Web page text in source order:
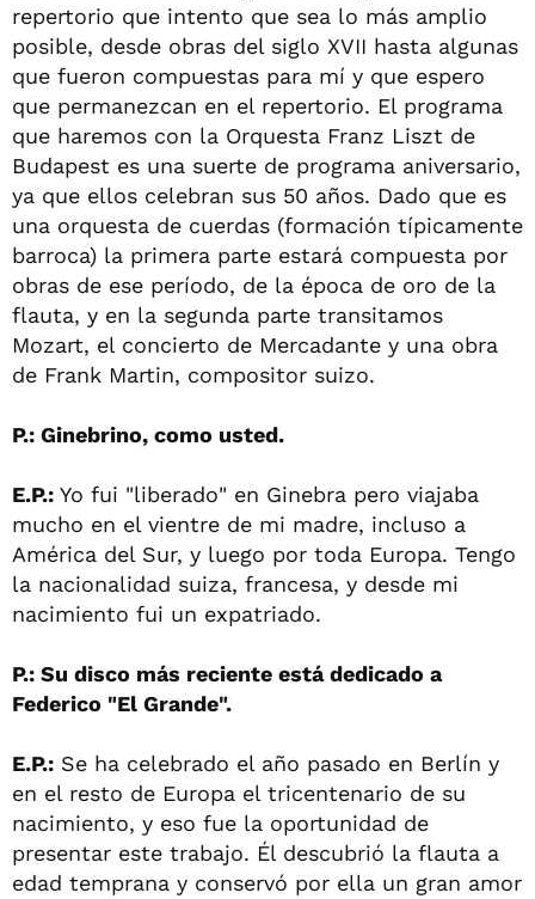
repertorio que intento que sea lo más amplio
posible, desde obras del siglo XVII hasta algunas
que fueron compuestas para mí y que espero
que permanezcan en el repertorio. El programa
que haremos con la Orquesta Franz Liszt de
Budapest es una suerte de programa aniversario,
ya que ellos celebran sus 50 años. Dado que es
una orquesta de cuerdas (formación típicamente
barroca) la primera parte estará compuesta por
obras de ese período, de la época de oro de la
flauta, y en la segunda parte transitamos
Mozart, el concierto de Mercadante y una obra
de Frank Martin, compositor suizo.
P.: Ginebrino, como usted.
E.P.: Yo fui "liberado" en Ginebra pero viajaba
mucho en el vientre de mi madre, incluso a
América del Sur, y luego por toda Europa. Tengo
la nacionalidad suiza, francesa, y desde mi
nacimiento fui un expatriado.
P.: Su disco más reciente está dedicado a
Federico "El Grande".
E.P.: Se ha celebrado el año pasado en Berlín y
en el resto de Europa el tricentenario de su
nacimiento, y eso fue la oportunidad de
presentar este trabajo. Él descubrió la flauta a
edad temprana y conservó por ella un gran amor